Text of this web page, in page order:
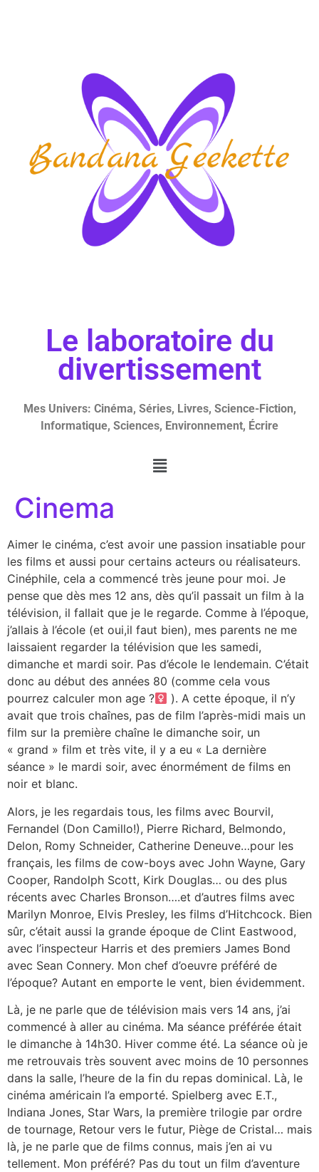
Le laboratoire du
divertissement
Mes Univers: Cinéma, Séries, Livres, Science-Fiction,
Informatique, Sciences, Environnement, Écrire
Cinema
Aimer le cinéma, c’est avoir une passion insatiable pour
les films et aussi pour certains acteurs ou réalisateurs.
Cinéphile, cela a commencé très jeune pour moi. Je
pense que dès mes 12 ans, dès qu’il passait un film à la
télévision, il fallait que je le regarde. Comme à l’époque,
j’allais à l’école (et oui,il faut bien), mes parents ne me
laissaient regarder la télévision que les samedi,
dimanche et mardi soir. Pas d’école le lendemain. C’était
donc au début des années 80 (comme cela vous
pourrez calculer mon age ?‍
). A cette époque, il n’y
avait que trois chaînes, pas de film l’après-midi mais un
film sur la première chaîne le dimanche soir, un
« grand » film et très vite, il y a eu « La dernière
séance » le mardi soir, avec énormément de films en
noir et blanc.
Alors, je les regardais tous, les films avec Bourvil,
Fernandel (Don Camillo!), Pierre Richard, Belmondo,
Delon, Romy Schneider, Catherine Deneuve…pour les
français, les films de cow-boys avec John Wayne, Gary
Cooper, Randolph Scott, Kirk Douglas… ou des plus
récents avec Charles Bronson….et d’autres films avec
Marilyn Monroe, Elvis Presley, les films d’Hitchcock. Bien
sûr, c’était aussi la grande époque de Clint Eastwood,
avec l’inspecteur Harris et des premiers James Bond
avec Sean Connery. Mon chef d’oeuvre préféré de
l’époque? Autant en emporte le vent, bien évidemment.
Là, je ne parle que de télévision mais vers 14 ans, j’ai
commencé à aller au cinéma. Ma séance préférée était
le dimanche à 14h30. Hiver comme été. La séance où je
me retrouvais très souvent avec moins de 10 personnes
dans la salle, l’heure de la fin du repas dominical. Là, le
cinéma américain l’a emporté. Spielberg avec E.T.,
Indiana Jones, Star Wars, la première trilogie par ordre
de tournage, Retour vers le futur, Piège de Cristal… mais
là, je ne parle que de films connus, mais j’en ai vu
tellement. Mon préféré? Pas du tout un film d’aventure